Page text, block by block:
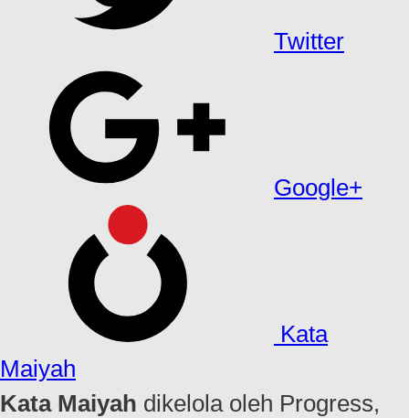
Twitter
Google+
Kata
Maiyah
Kata Maiyah dikelola oleh Progress,